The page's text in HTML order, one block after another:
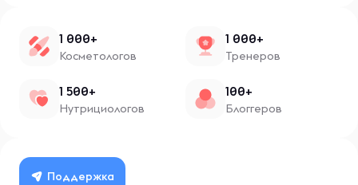
1 000+
Косметологов
1 000+
Тренеров
1 500+
Нутрициологов
100+
Блоггеров
Поддержка